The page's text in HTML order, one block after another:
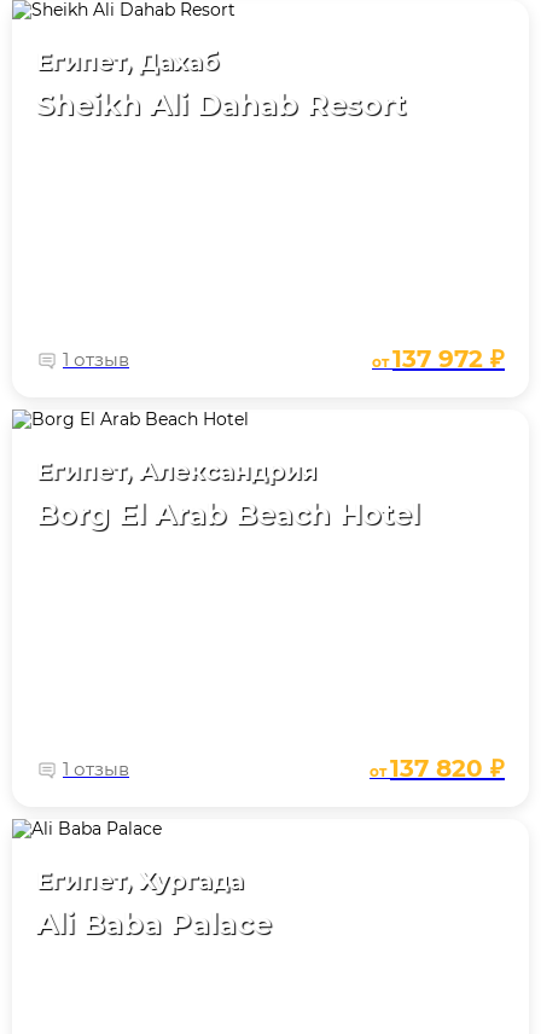
Египет, Дахаб
Sheikh Ali Dahab Resort
1 отзыв от137 972 ₽
Египет, Александрия
Borg El Arab Beach Hotel
1 отзыв от137 820 ₽
Египет, Хургада
Ali Baba Palace